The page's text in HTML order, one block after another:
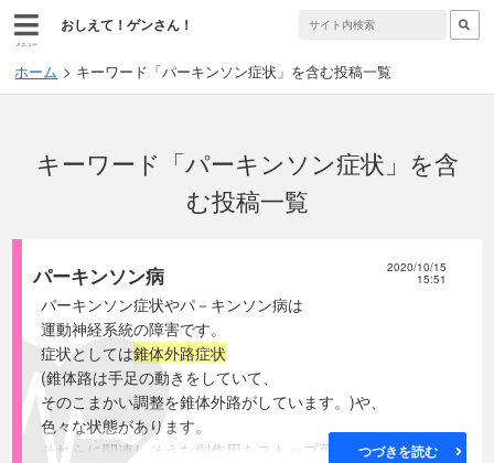
メニュー
おしえて！ゲンさん！
ホーム キーワード「パーキンソン症状」を含む投稿一覧
キーワード「パーキンソン症状」を含
む投稿一覧
パーキンソン病 2020/10/15
15:51
パーキンソン症状やパ－キンソン病は
運動神経系統の障害です。
症状としては錐体外路症状
(錐体路は手足の動きをしていて、
そのこまかい調整を錐体外路がしています。)や、
色々な状態があります。
それらに関連しそうな副作用をストップ薬から選んでみま
つづきを読む